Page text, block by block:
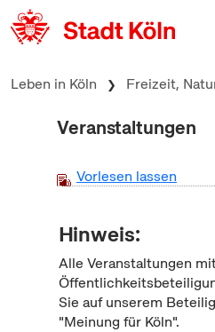
zum Inhalt springen
Leben in Köln Freizeit,
Veranstaltungen
Vorlesen lassen
Hinweis:
Alle Veranstaltungen
Sie auf unserem
"Meinung für Köln".